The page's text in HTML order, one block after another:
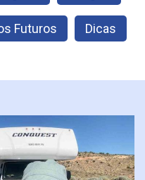
Futuros Dicas